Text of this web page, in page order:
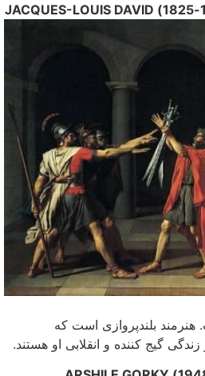
بلندپروازی است که
گیج کننده و انقلابی او هستند.